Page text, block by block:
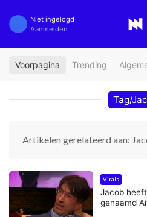
Niet ingelogd
Aanmelden
Voorpagina Trending
Tag/
Artikelen gerelateerd aan:
Virals
Jacob
genaamd